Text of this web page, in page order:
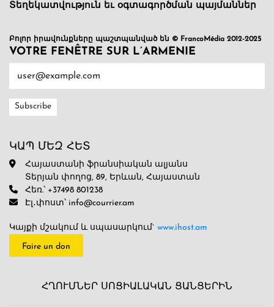
Տեղեկատվություն եւ օգտագործման պայմաններ
Բոլոր իրավունքները պաշտպանված են © FrancoMédia 2012-2025
VOTRE FENÊTRE SUR L’ARMENIE
ԿԱՊ ՄԵԶ ՀԵՏ
Հայաստանի ֆրանսիական ալյանս
Տերյան փողոց, 89, Երևան, Հայաստան
Հեռ.՝ +37498 801238
Էլ․փոստ՝ info@courrier.am
Կայքի մշակում և սպասարկում` www.ihost.am
Faire un don
ՀՂՈՒՄՆԵՐ ՍՈՑԻԱԼԱԿԱՆ ՑԱՆՑԵՐԻՆ